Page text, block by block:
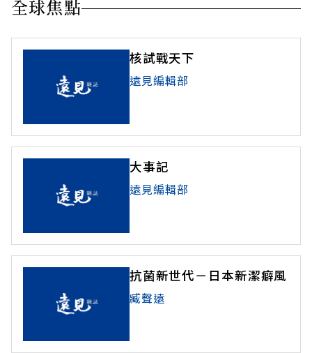
全球焦點
核試戰天下
遠見編輯部
大事記
遠見編輯部
抗菌新世代－日本新潔癖風
臧聲遠